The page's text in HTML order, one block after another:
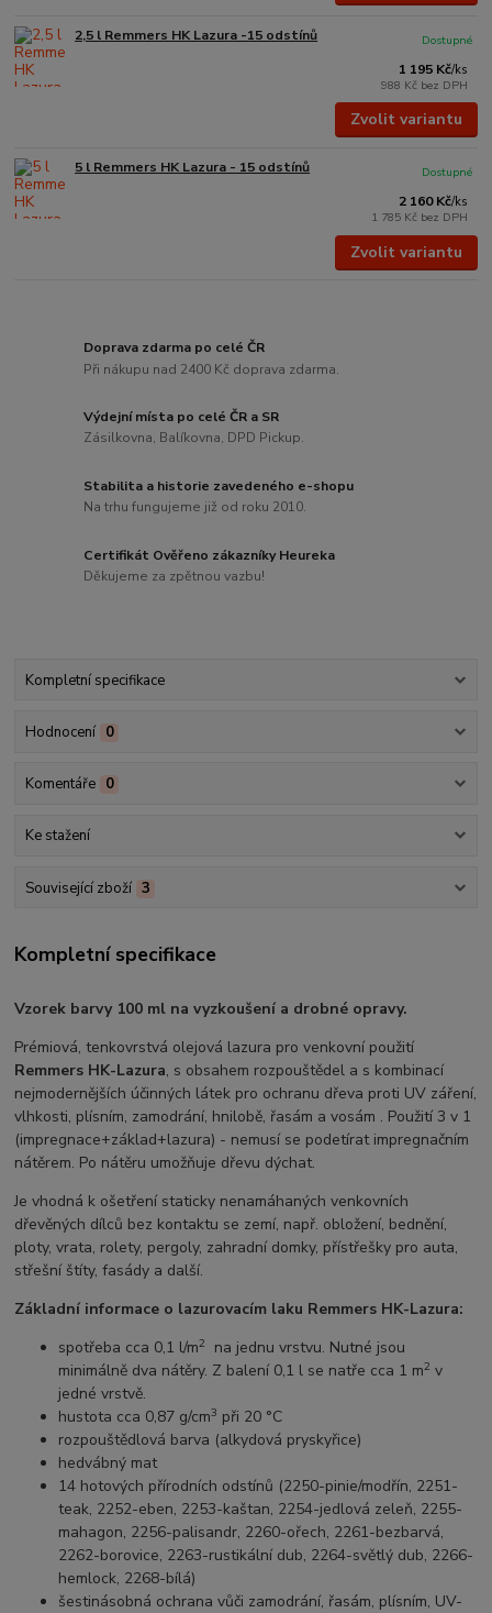
2,5 l Remmers HK Lazura -15 odstínů
1 195 Kč/ks
988 Kč bez DPH
Dostupné
Zvolit variantu
5 l Remmers HK Lazura - 15 odstínů
2 160 Kč/ks
1 785 Kč bez DPH
Dostupné
Zvolit variantu
Doprava zdarma po celé ČR
Při nákupu nad 2400 Kč doprava zdarma.
Výdejní místa po celé ČR a SR
Zásilkovna, Balíkovna, DPD Pickup.
Stabilita a historie zavedeného e-shopu
Na trhu fungujeme již od roku 2010.
Certifikát Ověřeno zákazníky Heureka
Děkujeme za zpětnou vazbu!
Kompletní specifikace
Hodnocení 0
Komentáře 0
Ke stažení
Související zboží 3
Kompletní specifikace
Vzorek barvy 100 ml na vyzkoušení a drobné opravy.
Prémiová, tenkovrstvá olejová lazura pro venkovní použití
Remmers HK-Lazura, s obsahem rozpouštědel a s kombinací
nejmodernějších účinných látek pro ochranu dřeva proti UV záření,
vlhkosti, plísním, zamodrání, hnilobě, řasám a vosám . Použití 3 v 1
(impregnace+základ+lazura) - nemusí se podetírat impregnačním
nátěrem. Po nátěru umožňuje dřevu dýchat.
Je vhodná k ošetření staticky nenamáhaných venkovních
dřevěných dílců bez kontaktu se zemí, např. obložení, bednění,
ploty, vrata, rolety, pergoly, zahradní domky, přístřešky pro auta,
střešní štíty, fasády a další.
Základní informace o lazurovacím laku Remmers HK-Lazura:
spotřeba cca 0,1 l/m2
na jednu vrstvu. Nutné jsou
minimálně dva nátěry. Z balení 0,1 l se natře cca 1 m2 v
jedné vrstvě.
hustota cca 0,87 g/cm3 při 20 °C
rozpouštědlová barva (alkydová pryskyřice)
hedvábný mat
14 hotových přírodních odstínů (2250-pinie/modřín, 2251-
teak, 2252-eben, 2253-kaštan, 2254-jedlová zeleň, 2255-
mahagon, 2256-palisandr, 2260-ořech, 2261-bezbarvá,
2262-borovice, 2263-rustikální dub, 2264-světlý dub, 2266-
hemlock, 2268-bílá)
šestinásobná ochrana vůči zamodrání, řasám, plísním, UV-